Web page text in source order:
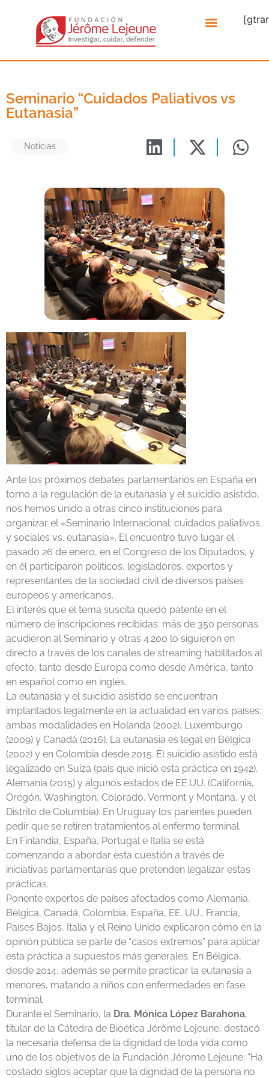
Seminario “Cuidados Paliativos vs
Eutanasia”
Noticias
Ante los próximos debates parlamentarios en España en
torno a la regulación de la eutanasia y el suicidio asistido,
nos hemos unido a otras cinco instituciones para
organizar el «Seminario Internacional: cuidados paliativos
y sociales vs. eutanasia». El encuentro tuvo lugar el
pasado 26 de enero, en el Congreso de los Diputados, y
en él participaron políticos, legisladores, expertos y
representantes de la sociedad civil de diversos países
europeos y americanos.
El interés que el tema suscita quedó patente en el
número de inscripciones recibidas: más de 350 personas
acudieron al Seminario y otras 4.200 lo siguieron en
directo a través de los canales de streaming habilitados al
efecto, tanto desde Europa como desde América, tanto
en español como en inglés.
La eutanasia y el suicidio asistido se encuentran
implantados legalmente en la actualidad en varios países:
ambas modalidades en Holanda (2002), Luxemburgo
(2009) y Canadá (2016). La eutanasia es legal en Bélgica
(2002) y en Colombia desde 2015. El suicidio asistido está
legalizado en Suiza (país que inició esta práctica en 1942),
Alemania (2015) y algunos estados de EE.UU. (California,
Oregón, Washington, Colorado, Vermont y Montana, y el
Distrito de Columbia). En Uruguay los parientes pueden
pedir que se retiren tratamientos al enfermo terminal.
En Finlandia, España, Portugal e Italia se está
comenzando a abordar esta cuestión a través de
iniciativas parlamentarias que pretenden legalizar estas
prácticas.
Ponente expertos de países afectados como Alemania,
Bélgica, Canadá, Colombia, España, EE. UU., Francia,
Países Bajos, Italia y el Reino Unido explicaron cómo en la
opinión pública se parte de “casos extremos” para aplicar
esta práctica a supuestos más generales. En Bélgica,
desde 2014, además se permite practicar la eutanasia a
menores, matando a niños con enfermedades en fase
terminal.
Durante el Seminario, la Dra. Mónica López Barahona,
titular de la Cátedra de Bioética Jérôme Lejeune, destacó
la necesaria defensa de la dignidad de toda vida como
uno de los objetivos de la Fundación Jérome Lejeune: “Ha
costado siglos aceptar que la dignidad de la persona no